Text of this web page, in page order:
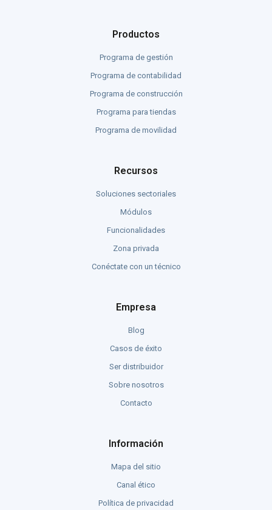
Productos
Programa de gestión
Programa de contabilidad
Programa de construcción
Programa para tiendas
Programa de movilidad
Recursos
Soluciones sectoriales
Módulos
Funcionalidades
Zona privada
Conéctate con un técnico
Empresa
Blog
Casos de éxito
Ser distribuidor
Sobre nosotros
Contacto
Información
Mapa del sitio
Canal ético
Política de privacidad